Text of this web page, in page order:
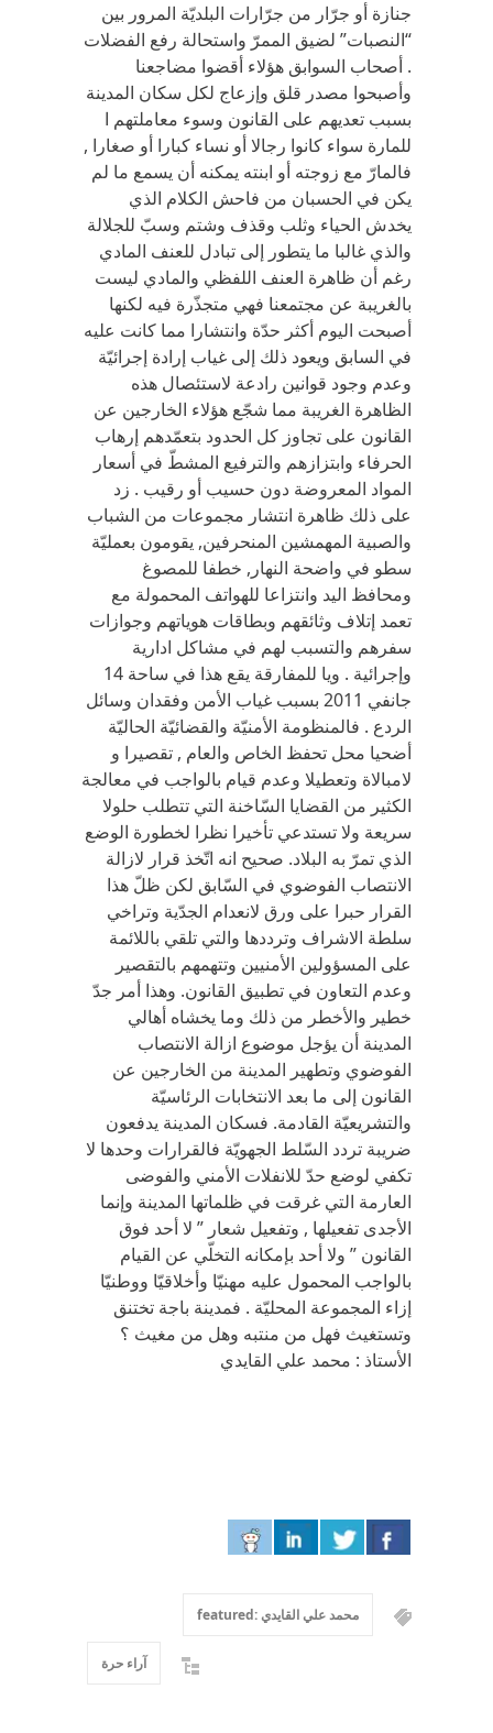
جنازة أو جرّار من جرّارات البلديّة المرور بين
“النصبات” لضيق الممرّ واستحالة رفع الفضلات
. أصحاب السوابق هؤلاء أقضوا مضاجعنا
وأصبحوا مصدر قلق وإزعاج لكل سكان المدينة
بسبب تعديهم على القانون وسوء معاملتهم ا
للمارة سواء كانوا رجالا أو نساء كبارا أو صغارا ,
فالمارّ مع زوجته أو ابنته يمكنه أن يسمع ما لم
يكن في الحسبان من فاحش الكلام الذي
يخدش الحياء وثلب وقذف وشتم وسبّ للجلالة
والذي غالبا ما يتطور إلى تبادل للعنف المادي
رغم أن ظاهرة العنف اللفظي والمادي ليست
بالغريبة عن مجتمعنا فهي متجذّرة فيه لكنها
أصبحت اليوم أكثر حدّة وانتشارا مما كانت عليه
في السابق ويعود ذلك إلى غياب إرادة إجرائيّة
وعدم وجود قوانين رادعة لاستئصال هذه
الظاهرة الغريبة مما شجّع هؤلاء الخارجين عن
القانون على تجاوز كل الحدود بتعمّدهم إرهاب
الحرفاء وابتزازهم والترفيع المشطّ في أسعار
المواد المعروضة دون حسيب أو رقيب . زد
على ذلك ظاهرة انتشار مجموعات من الشباب
والصبية المهمشين المنحرفين, يقومون بعمليّة
سطو في واضحة النهار, خطفا للمصوغ
ومحافظ اليد وانتزاعا للهواتف المحمولة مع
تعمد إتلاف وثائقهم وبطاقات هوياتهم وجوازات
سفرهم والتسبب لهم في مشاكل ادارية
وإجرائية . ويا للمفارقة يقع هذا في ساحة 14
جانفي 2011 بسبب غياب الأمن وفقدان وسائل
الردع . فالمنظومة الأمنيّة والقضائيّة الحاليّة
أضحيا محل تحفظ الخاص والعام , تقصيرا و
لامبالاة وتعطيلا وعدم قيام بالواجب في معالجة
الكثير من القضايا السّاخنة التي تتطلب حلولا
سريعة ولا تستدعي تأخيرا نظرا لخطورة الوضع
الذي تمرّ به البلاد. صحيح انه اتّخذ قرار لازالة
الانتصاب الفوضوي في السّابق لكن ظلّ هذا
القرار حبرا على ورق لانعدام الجدّية وتراخي
سلطة الاشراف وترددها والتي تلقي باللائمة
على المسؤولين الأمنيين وتتهمهم بالتقصير
وعدم التعاون في تطبيق القانون. وهذا أمر جدّ
خطير والأخطر من ذلك وما يخشاه أهالي
المدينة أن يؤجل موضوع ازالة الانتصاب
الفوضوي وتطهير المدينة من الخارجين عن
القانون إلى ما بعد الانتخابات الرئاسيّة
والتشريعيّة القادمة. فسكان المدينة يدفعون
ضريبة تردد السّلط الجهويّة فالقرارات وحدها لا
تكفي لوضع حدّ للانفلات الأمني والفوضى
العارمة التي غرقت في ظلماتها المدينة وإنما
الأجدى تفعيلها , وتفعيل شعار ” لا أحد فوق
القانون ” ولا أحد بإمكانه التخلّي عن القيام
بالواجب المحمول عليه مهنيّا وأخلاقيّا ووطنيّا
إزاء المجموعة المحليّة . فمدينة باجة تختنق
وتستغيث فهل من منتبه وهل من مغيث ؟
الأستاذ : محمد علي القايدي
محمد علي القايدي :featured
آراء حرة